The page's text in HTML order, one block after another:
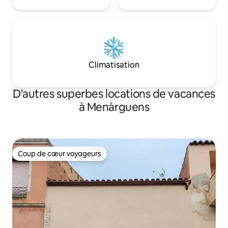
Climatisation
D'autres superbes locations de vacances
à Menàrguens
Coup de cœur voyageurs
Coup de cœur voyageurs